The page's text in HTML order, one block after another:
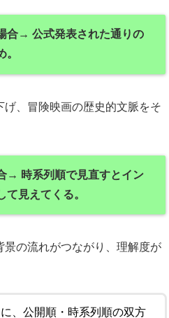
合→ 公式発表された通りの
、冒険映画の歴史的文脈をそ
→ 時系列順で見直すとイン
見えてくる。
の流れがつながり、理解度が
、公開順・時系列順の双方